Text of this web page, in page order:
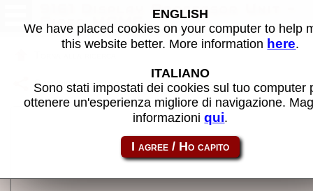
9161 Display Processor Unit -
Gioco MAME
Condividi la pagina usando questo link: e9161
ENGLISH
We have placed cookies on your computer to help
this website better. More information here.
ITALIANO
Sono stati impostati dei cookies sul tuo computer
ottenere un'esperienza migliore di navigazione.
informazioniqui.